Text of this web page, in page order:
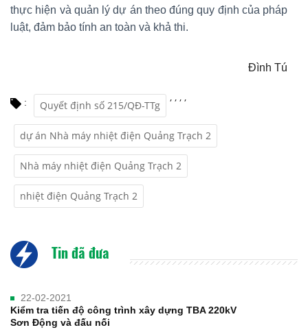
thực hiện và quản lý dự án theo đúng quy định của pháp
luật, đảm bảo tính an toàn và khả thi.
Đình Tú
: Quyết định số 215/QĐ-TTg
,
dự án Nhà máy nhiệt điện Quảng Trạch 2
,
Nhà máy nhiệt điện Quảng Trạch 2
,
nhiệt điện Quảng Trạch 2
,
Tin đã đưa
22-02-2021
Kiểm tra tiến độ công trình xây dựng TBA 220kV
Sơn Động và đấu nối